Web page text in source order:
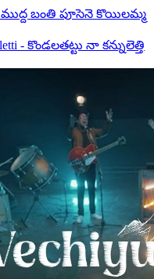
- ముద్ద బంతి పూసెనె కొయిలమ్మ
- కొండలతట్టు నా కన్నులెత్తి